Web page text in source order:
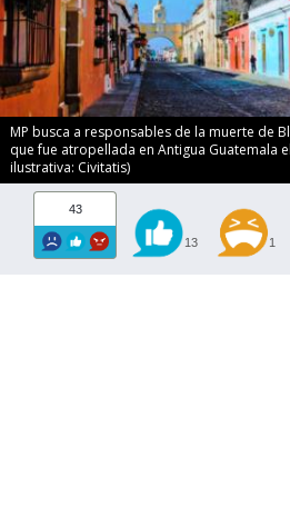
MP busca a responsables de la muerte de
que fue atropellada en Antigua Guatemala
ilustrativa: Civitatis)
43
13 1